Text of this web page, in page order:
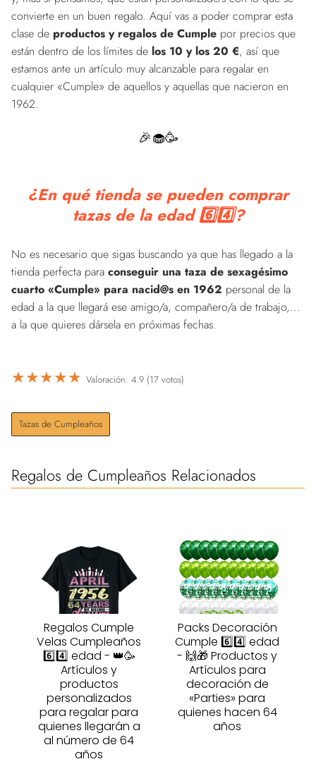
convierte en un buen regalo. Aquí vas a poder comprar esta
clase de productos y regalos de Cumple por precios que
están dentro de los límites de los 10 y los 20 €, así que
estamos ante un artículo muy alcanzable para regalar en
cualquier «Cumple» de aquellos y aquellas que nacieron en
1962.
🎉🧁🥳
¿En qué tienda se pueden comprar
tazas de la edad 6️⃣4️⃣?
No es necesario que sigas buscando ya que has llegado a la
tienda perfecta para conseguir una taza de sexagésimo
cuarto «Cumple» para nacid@s en 1962 personal de la
edad a la que llegará ese amigo/a, compañero/a de trabajo,...
a la que quieres dársela en próximas fechas.
★★★★★ Valoración: 4.9 (17 votos)
Tazas de Cumpleaños
Regalos de Cumpleaños Relacionados
Regalos Cumple
Velas Cumpleaños
6️⃣4️⃣ edad - 👑🥳
Artículos y
productos
personalizados
para regalar para
quienes llegarán a
al número de 64
años
Packs Decoración
Cumple 6️⃣4️⃣ edad
- 🙌🎁 Productos y
Artículos para
decoración de
«Parties» para
quienes hacen 64
años